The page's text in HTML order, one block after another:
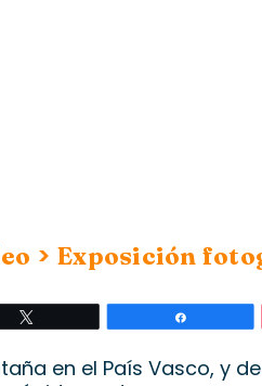
> Exposición
en el País Vasco, y